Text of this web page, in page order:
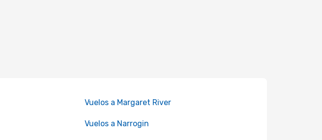
Vuelos a Margaret River
Vuelos a Narrogin